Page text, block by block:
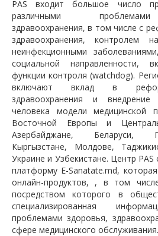
PAS входит большое число
различными
здравоохранения, в том числе с
здравоохранения, контролем
неинфекционными
социальной направленности,
функции контроля (watchdog).
включают вклад в
здравоохранения и
человека модели
Восточной Европы и
Азербайджане, Беларуси,
Кыргызстане, Молдове,
Украине и Узбекистане. Центр
платформу E-Sanatate.md,
онлайн-продуктов, , в том
посредством которого в
специализированная
проблемами здоровья,
сфере медицинского обслуживания.